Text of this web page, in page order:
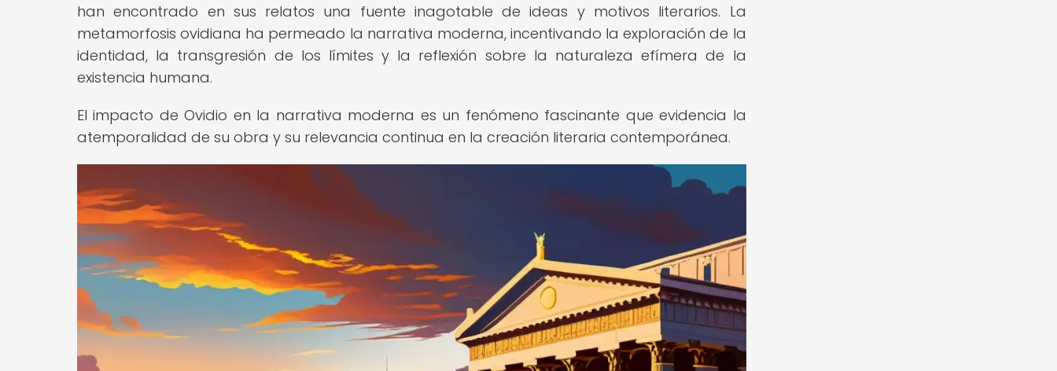
han encontrado en sus relatos una fuente inagotable de ideas y motivos literarios. La
metamorfosis ovidiana ha permeado la narrativa moderna, incentivando la exploración de la
identidad, la transgresión de los límites y la reflexión sobre la naturaleza efímera de la
existencia humana.
El impacto de Ovidio en la narrativa moderna es un fenómeno fascinante que evidencia la
atemporalidad de su obra y su relevancia continua en la creación literaria contemporánea.